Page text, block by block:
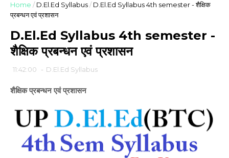
Home / D.El.Ed Syllabus/ D.El.Ed Syllabus 4th semester - शैक्षिक
प्रबन्धन एवं प्रशासन
D.El.Ed Syllabus 4th semester -
शैक्षिक प्रबन्धन एवं प्रशासन
11:42:00 - D.El.Ed Syllabus
शैक्षिक प्रबन्धन एवं प्रशासन